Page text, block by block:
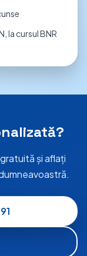
la cursul BNR
și aflați